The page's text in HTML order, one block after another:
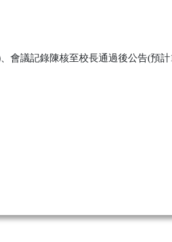
會議記錄陳核至校長通過後公告(預